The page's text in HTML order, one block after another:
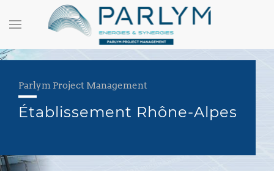
Parlym Project Management
Établissement Rhône-Alpes